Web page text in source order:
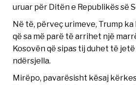
uruar për Ditën e Republikës së
Në të, përveç urimeve, Trump
që sa më parë të arrihet një
Kosovën që sipas tij duhet të
ndërsjella.
Mirëpo, pavarësisht kësaj